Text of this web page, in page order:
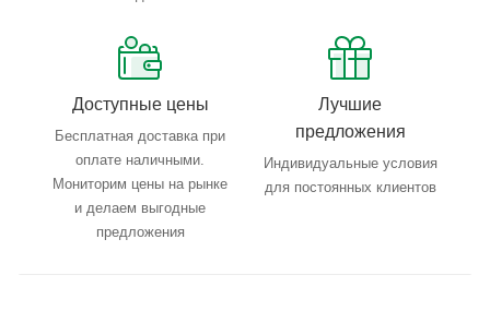
Доступные цены
Бесплатная доставка при
оплате наличными.
Мониторим цены на рынке
и делаем выгодные
предложения
Лучшие
предложения
Индивидуальные условия
для постоянных клиентов